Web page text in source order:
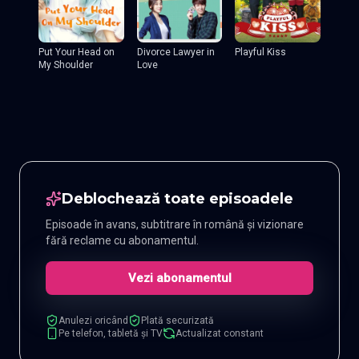
Put Your Head on
My Shoulder
Divorce Lawyer in
Love
Playful Kiss
Deblochează toate episoadele
Episoade în avans, subtitrare în română și vizionare
fără reclame cu abonamentul.
Vezi abonamentul
Anulezi oricând
Plată securizată
Pe telefon, tabletă și TV
Actualizat constant